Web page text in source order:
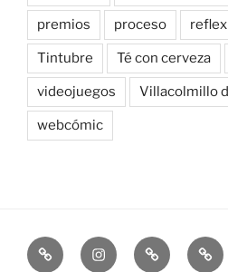
premios proceso
Tintubre Té con cerveza
videojuegos Villacolmillo
webcómic
NewsletterInstagramBluesky